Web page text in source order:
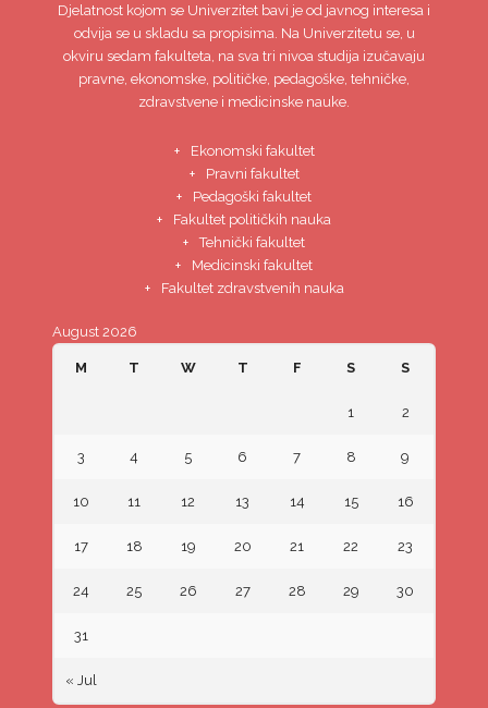
Djelatnost kojom se Univerzitet bavi je od javnog interesa i
odvija se u skladu sa propisima. Na Univerzitetu se, u
okviru sedam fakulteta, na sva tri nivoa studija izučavaju
pravne, ekonomske, političke, pedagoške, tehničke,
zdravstvene i medicinske nauke.
Ekonomski fakultet
Pravni fakultet
Pedagoški fakultet
Fakultet političkih nauka
Tehnički fakultet
Medicinski fakultet
Fakultet zdravstvenih nauka
August 2026
M T W T F S S
« Jul
1 2
3 4 5 6 7 8 9
10 11 12 13 14 15 16
17 18 19 20 21 22 23
24 25 26 27 28 29 30
31